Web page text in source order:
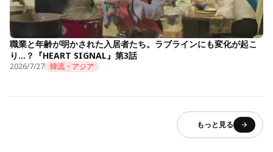
職業と年齢が明かされた入居者たち。ラブラインにも変化が起こ
り…？『HEART SIGNAL』第3話
2026/7/27 韓流・アジア
もっと見る